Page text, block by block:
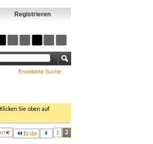
Registrieren
Erweiterte Suche
Sie oben auf
2 Erste 1 2